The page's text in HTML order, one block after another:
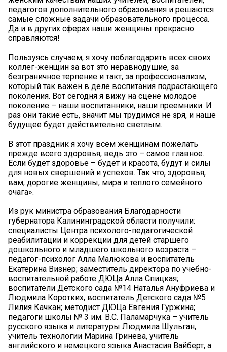
педагогов дополнительного образования и решаются
самые сложные задачи образовательного процесса.
Да и в других сферах наши женщины прекрасно
справляются!
Пользуясь случаем, я хочу поблагодарить всех своих
коллег-женщин за вот это неравнодушие, за
безграничное терпение и такт, за профессионализм,
который так важен в деле воспитания подрастающего
поколения. Вот сегодня я вижу на сцене молодое
поколение – наши воспитанники, наши преемники. И
раз они такие есть, значит мы трудимся не зря, и наше
будущее будет действительно светлым.
В этот праздник я хочу всем женщинам пожелать
прежде всего здоровья, ведь это – самое главное.
Если будет здоровье – будет и красота, будут и силы
для новых свершений и успехов. Так что, здоровья,
вам, дорогие женщины, мира и теплого семейного
очага».
Из рук министра образования Благодарности
губернатора Калининградской области получили:
специалисты Центра психолого-педагогической
реабилитации и коррекции для детей старшего
дошкольного и младшего школьного возраста –
педагог-психолог Алла Малюкова и воспитатель
Екатерина Визнер; заместитель директора по учебно-
воспитательной работе ДЮЦа Алла Спицкая;
воспитатели Детского сада №14 Наталья Ануфриева и
Людмила Коротких, воспитатель Детского сада №5
Лилия Качкан; методист ДЮЦа Евгения Гуржина;
педагоги школы № 3 им. В.С. Паламарчука – учитель
русского языка и литературы Людмила Шульган,
учитель технологии Марина Гринева, учитель
английского и немецкого языка Анастасия Вайберт, а